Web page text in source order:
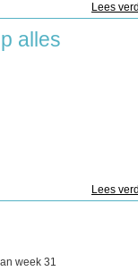
Lees
alles
Lees
week 31